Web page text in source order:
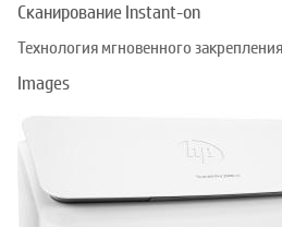
Сканирование Instant-on
Технология мгновенного
Images